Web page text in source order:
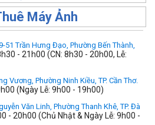
Máy Ảnh
51 Trần Hưng Đạo, Phường Bến Thành,
- 21h00 (CN: 8h30 - 20h00, Lễ:
Vương, Phường Ninh Kiều, TP. Cần Thơ.
(Ngày Lễ: 9h00 - 19h00)
Văn Linh, Phường Thanh Khê, TP. Đà
- 20h00 (Chủ Nhật & Ngày Lễ: 9h00 -